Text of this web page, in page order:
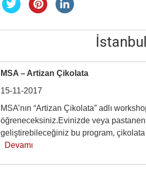
MSA – Artizan Çikolata
15-11-2017
MSA’nın “Artizan Çikolata” adlı
öğreneceksiniz.Evinizde veya
geliştirebileceğiniz bu program, çikolata
Devamı